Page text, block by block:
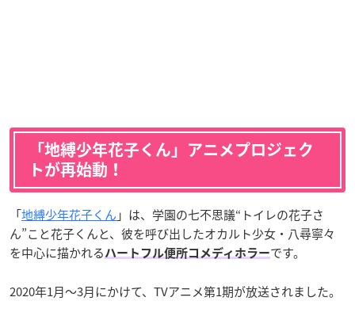
「地縛少年花子くん」アニメプロジェク
トが再始動！
「地縛少年花子くん 」は、学園の七不思議“トイレの花子さ
ん”こと花子くんと、彼を呼び出したオカルト少女・八尋寧々
を中心に描かれる ハートフル便所コメディホラーです。
2020年1月〜3月にかけて、TVアニメ第1期が放送されました。